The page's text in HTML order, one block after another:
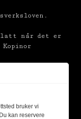
når det er
bruker vi
kan reservere